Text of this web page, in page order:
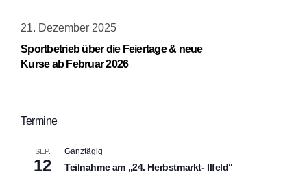
21. Dezember 2025
Sportbetrieb über die Feiertage & neue
Kurse ab Februar 2026
Termine
SEP.
12
Ganztägig
Teilnahme am „24. Herbstmarkt- Ilfeld“